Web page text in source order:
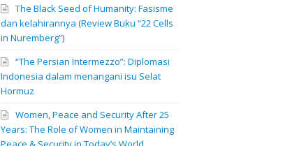
The Black Seed of Humanity: Fasisme
dan kelahirannya (Review Buku “22 Cells
in Nuremberg”)
“The Persian Intermezzo”: Diplomasi
Indonesia dalam menangani isu Selat
Hormuz
Women, Peace and Security After 25
Years: The Role of Women in Maintaining